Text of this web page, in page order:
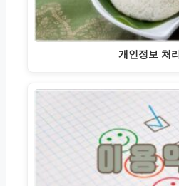
개인정보 처